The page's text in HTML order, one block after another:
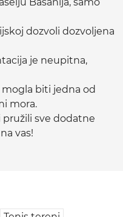
dozvoli dozvoljena
je neupitna,
biti jedna od
mora.
sve dodatne
vas!